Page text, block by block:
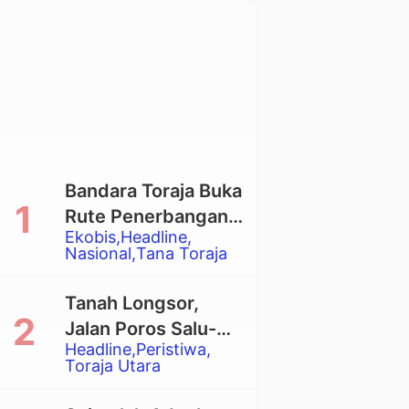
Ekobis Headline
Nasional Tana Toraja
Bandara Toraja Buka
Rute Penerbangan
Langsung Toraja-
Balikpapan
Headline Peristiwa
Toraja Utara
Tanah Longsor,
Jalan Poros Salu-
Dende’ Tertutup
Total